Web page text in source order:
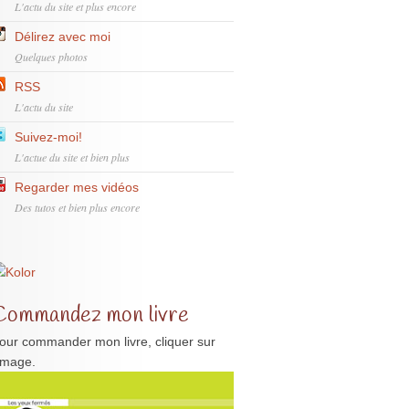
L'actu du site et plus encore
Délirez avec moi
Quelques photos
RSS
L'actu du site
Suivez-moi!
L'actue du site et bien plus
Regarder mes vidéos
Des tutos et bien plus encore
mon livre
commander mon livre, cliquer sur